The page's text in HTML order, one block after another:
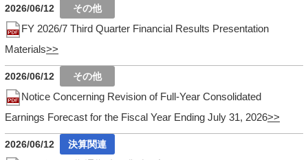
2026/06/12
FY 2026/7 Third Quarter Financial Results Presentation
Materials
2026/06/12
Notice Concerning Revision of Full-Year Consolidated
Earnings Forecast for the Fiscal Year Ending July 31, 2026
2026/06/12